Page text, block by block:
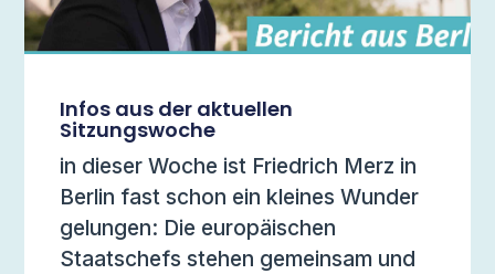
Infos aus der aktuellen
Sitzungswoche
in dieser Woche ist Friedrich Merz in
Berlin fast schon ein kleines Wunder
gelungen: Die europäischen
Staatschefs stehen gemeinsam und